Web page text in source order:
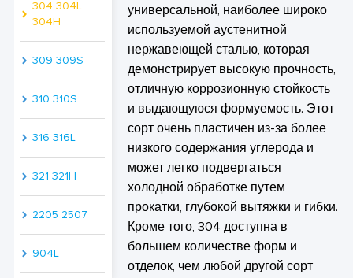
304 304L
304H
309 309S
310 310S
316 316L
321 321H
2205 2507
904L
универсальной, наиболее широко
используемой аустенитной
нержавеющей сталью, которая
демонстрирует высокую прочность,
отличную коррозионную стойкость
и выдающуюся формуемость. Этот
сорт очень пластичен из-за более
низкого содержания углерода и
может легко подвергаться
холодной обработке путем
прокатки, глубокой вытяжки и гибки.
Кроме того, 304 доступна в
большем количестве форм и
отделок, чем любой другой сорт